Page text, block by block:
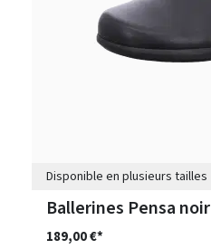
Disponible en plusieurs tailles
Ballerines Pensa noir
189,00 €*